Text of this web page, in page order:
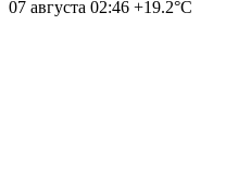
07 августа 02:46 +19.2°С